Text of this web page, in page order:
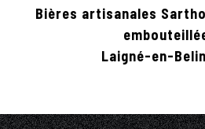
Bières artisanales
Laigné-en-